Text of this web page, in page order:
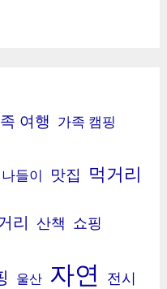
여행 가족 캠핑
나들이 맛집 먹거리
리 산책 쇼핑
울산 자연 전시